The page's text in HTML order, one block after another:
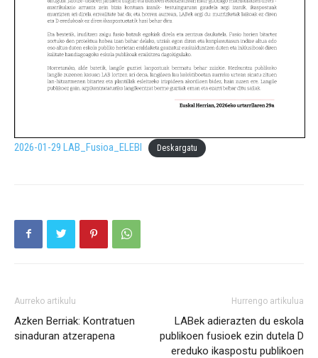
2026-01-29 LAB_Fusioa_ELEBI Deskargatu
Aurreko artikulu
Azken Berriak: Kontratuen
sinaduran atzerapena
Hurrengo artikulua
LABek adierazten du eskola
publikoen fusioek ezin dutela D
ereduko ikaspostu publikoen